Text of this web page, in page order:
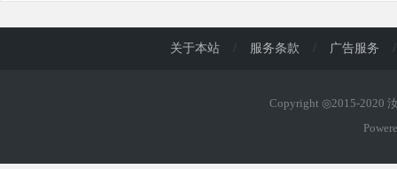
关于本站 / 服务条款 / 广告服务 /
Copyright ◎2015-2020